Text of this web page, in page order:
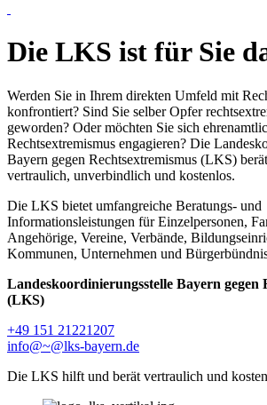
Die LKS ist für Sie
Werden Sie in Ihrem direkten Umfeld mit
konfrontiert? Sind Sie selber Opfer
geworden? Oder möchten Sie sich
Rechtsextremismus engagieren? Die
Bayern gegen Rechtsextremismus (LKS)
vertraulich, unverbindlich und kostenlos.
Die LKS bietet umfangreiche Beratungs- und
Informationsleistungen für Einzelpersonen,
Angehörige, Vereine, Verbände,
Kommunen, Unternehmen und
Landeskoordinierungsstelle Bayern gegen
(LKS)
+49 151 21221207
info@~@lks-bayern.de
Die LKS hilft und berät vertraulich und